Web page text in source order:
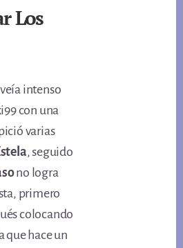
Los
intenso
con una
varias
, seguido
no logra
primero
colocando
que hace un